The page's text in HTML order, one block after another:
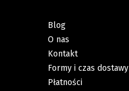
Blog
O nas
Kontakt
Formy i czas dostawy
Płatności